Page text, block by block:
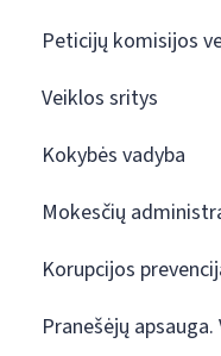
Peticijų komisijos
Veiklos sritys
Kokybės vadyba
Mokesčių
Korupcijos
Pranešėjų